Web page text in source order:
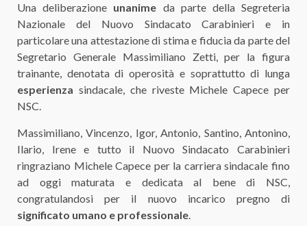
Una deliberazione unanime da parte della Segreteria
Nazionale del Nuovo Sindacato Carabinieri e in
particolare una attestazione di stima e fiducia da parte del
Segretario Generale Massimiliano Zetti, per la figura
trainante, denotata di operosità e soprattutto di lunga
esperienza sindacale, che riveste Michele Capece per
NSC.
Massimiliano, Vincenzo, Igor, Antonio, Santino, Antonino,
Ilario, Irene e tutto il Nuovo Sindacato Carabinieri
ringraziano Michele Capece per la carriera sindacale fino
ad oggi maturata e dedicata al bene di NSC,
congratulandosi per il nuovo incarico pregno di
significato umano e professionale